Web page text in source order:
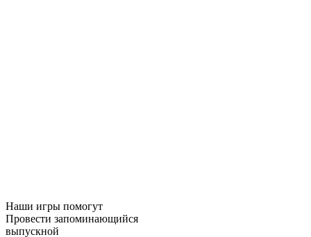
Наши игры помогут
Провести запоминающийся
выпускной